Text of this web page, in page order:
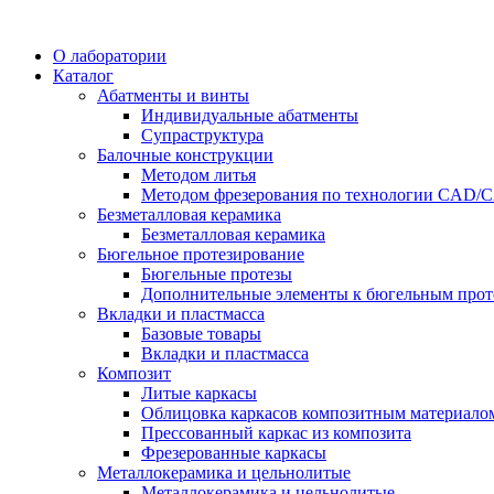
О лаборатории
Каталог
Абатменты и винты
Индивидуальные абатменты
Супраструктура
Балочные конструкции
Методом литья
Методом фрезерования по технологии CAD/
Безметалловая керамика
Безметалловая керамика
Бюгельное протезирование
Бюгельные протезы
Дополнительные элементы к бюгельным
Вкладки и пластмасса
Базовые товары
Вкладки и пластмасса
Композит
Литые каркасы
Облицовка каркасов композитным
Прессованный каркас из композита
Фрезерованные каркасы
Металлокерамика и цельнолитые